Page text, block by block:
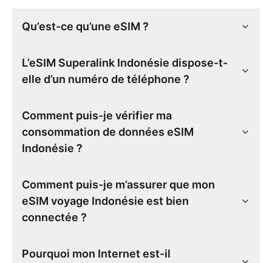
Qu’est-ce qu’une eSIM ?
L’eSIM Superalink Indonésie dispose-t-
elle d’un numéro de téléphone ?
Comment puis-je vérifier ma
consommation de données eSIM
Indonésie ?
Comment puis-je m’assurer que mon
eSIM voyage Indonésie est bien
connectée ?
Pourquoi mon Internet est-il